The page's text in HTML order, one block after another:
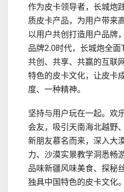
作为皮卡领导者，长城炮
质皮卡产品，为用户带来
以用户共创打造用户品牌
品牌2.0时代，长城炮全
共创、共享、共赢的互联
特色的皮卡文化，让皮卡
度、一种精神。
坚持与用户玩在一起。欢
会友，吸引天南海北越野
新朋友慕名而来，深入大
力、沙漠实景教学洞悉畅
品味新疆风味美食、探秘
独具中国特色的皮卡文化。